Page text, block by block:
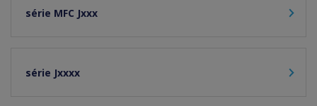
série MFC Jxxx
série Jxxxx